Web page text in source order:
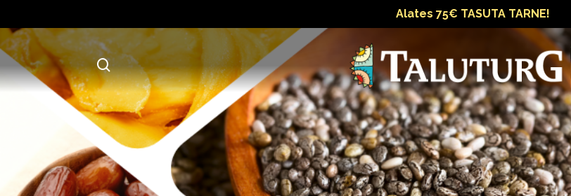
Alates 75€ TASUTA TARNE!